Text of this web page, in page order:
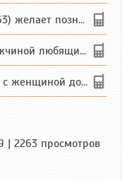
добродушным, без вредных ...
петь на родном чувашском языке
или русской национальности дл...
| 2263 просмотров